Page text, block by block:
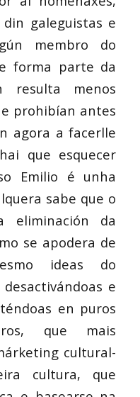
galeguistas e
membro do
forma parte da
resulta menos
prohibían antes
agora a facerlle
que esquecer
Emilio é unha
sabe que o
eliminación da
se apodera de
ideas do
e
en puros
que mais
cultural-
cultura, que